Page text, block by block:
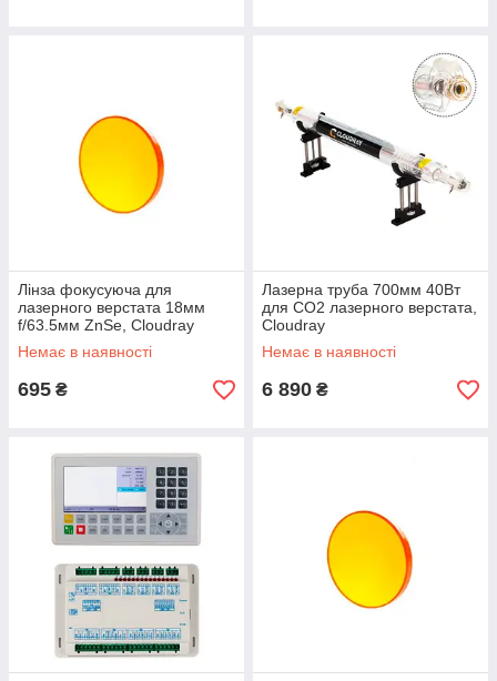
Лінза фокусуюча для
лазерного верстата 18мм
f/63.5мм ZnSe, Cloudray
Немає в наявності
695 ₴
Лазерна труба 700мм 40Вт
для CO2 лазерного верстата,
Cloudray
Немає в наявності
6 890 ₴